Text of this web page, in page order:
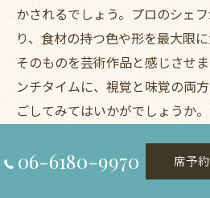
かされるでしょう。プロのシェ
り、食材の持つ色や形を最大限
そのものを芸術作品と感じさせま
ンチタイムに、視覚と味覚の両
ごしてみてはいかがでしょうか。
旭区の隠れ家
06-6180-9970 席予約